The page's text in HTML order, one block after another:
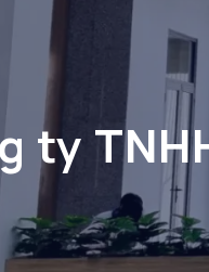
ty